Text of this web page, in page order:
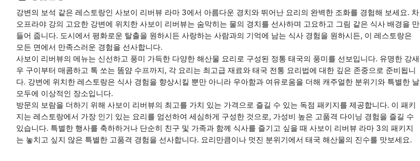
강변의 보석 같은 레스토랑인 사보이 리버뷰 라마 3에서 아름다운 경치와 뛰어난 요리의 완벽한 조화를 경험해 보세요. 차
오프라야 강의 고요한 강변에 위치한 사보이 리버뷰는 숨막히는 물의 경치를 선사하며 고요하고 그림 같은 식사 배경을 만
들어 줍니다. 도시에서 평화로운 탈출을 원하시든 사랑하는 사람과의 기억에 남는 식사 경험을 원하시든, 이 레스토랑은
모든 면에서 만족스러운 경험을 선사합니다.
사보이 리버뷰의 메뉴는 신선하고 풍미 가득한 다양한 해산물 요리로 구성된 정통 태국의 풍미를 선보입니다. 유명한 강새
우 구이부터 매콤하고 톡 쏘는 똠얌 수프까지, 각 요리는 최고급 재료와 태국 전통 요리법에 대한 깊은 존중으로 준비됩니
다. 강변에 위치한 레스토랑은 식사 경험을 향상시킬 뿐만 아니라 우아함과 여유로움을 더해 캐주얼한 분위기와 특별한 날
모두에 이상적인 장소입니다.
방문의 보람을 더하기 위해 사보이 리버뷰의 최고를 가치 있는 가격으로 즐길 수 있는 독점 패키지를 제공합니다. 이 패키
지는 레스토랑에서 가장 인기 있는 요리를 엄선하여 세심하게 구성한 것으로, 가성비 높은 고품격 다이닝 경험을 즐길 수
있습니다. 특별한 행사를 축하하거나 단순히 친구 및 가족과 함께 식사를 즐기고 싶을 때 사보이 리버뷰 라마 3의 패키지
는 놓치고 싶지 않은 특별한 고품격 경험을 선사합니다. 요리만큼이나 멋진 분위기에서 태국 해산물의 진수를 맛보세요.